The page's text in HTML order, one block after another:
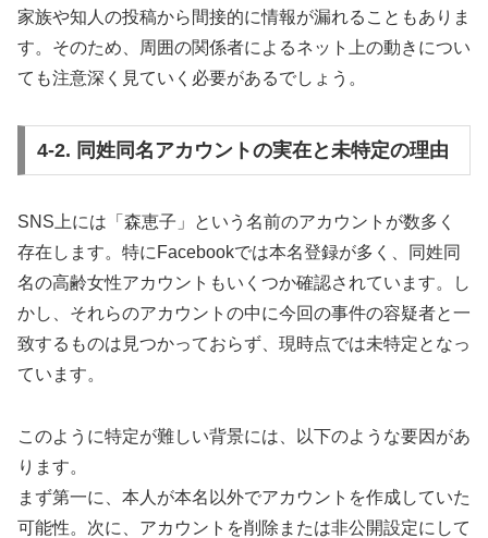
家族や知人の投稿から間接的に情報が漏れることもありま
す。そのため、周囲の関係者によるネット上の動きについ
ても注意深く見ていく必要があるでしょう。
4-2. 同姓同名アカウントの実在と未特定の理由
SNS上には「森恵子」という名前のアカウントが数多く
存在します。特にFacebookでは本名登録が多く、同姓同
名の高齢女性アカウントもいくつか確認されています。し
かし、それらのアカウントの中に今回の事件の容疑者と一
致するものは見つかっておらず、現時点では未特定となっ
ています。
このように特定が難しい背景には、以下のような要因があ
ります。
まず第一に、本人が本名以外でアカウントを作成していた
可能性。次に、アカウントを削除または非公開設定にして